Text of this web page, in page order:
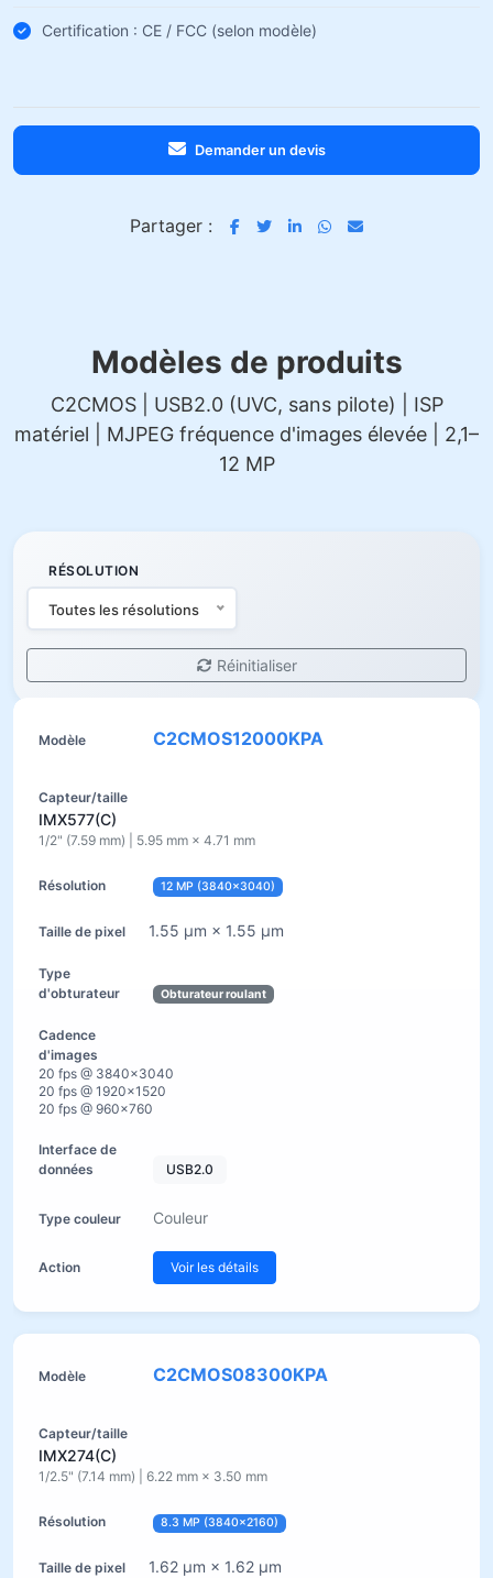
Certification : CE / FCC (selon modèle)
Demander un devis
Partager :
Modèles de produits
C2CMOS | USB2.0 (UVC, sans pilote) | ISP
matériel | MJPEG fréquence d'images élevée | 2,1–
12 MP
RÉSOLUTION
Toutes les résolutions
Réinitialiser
C2CMOS12000KPA
IMX577(C)
1/2" (7.59 mm) | 5.95 mm × 4.71 mm
12 MP (3840×3040)
1.55 µm × 1.55 µm
Obturateur roulant
20 fps @ 3840×3040
20 fps @ 1920×1520
20 fps @ 960×760
USB2.0
Couleur
Voir les détails
C2CMOS08300KPA
IMX274(C)
1/2.5" (7.14 mm) | 6.22 mm × 3.50 mm
8.3 MP (3840×2160)
1.62 µm × 1.62 µm